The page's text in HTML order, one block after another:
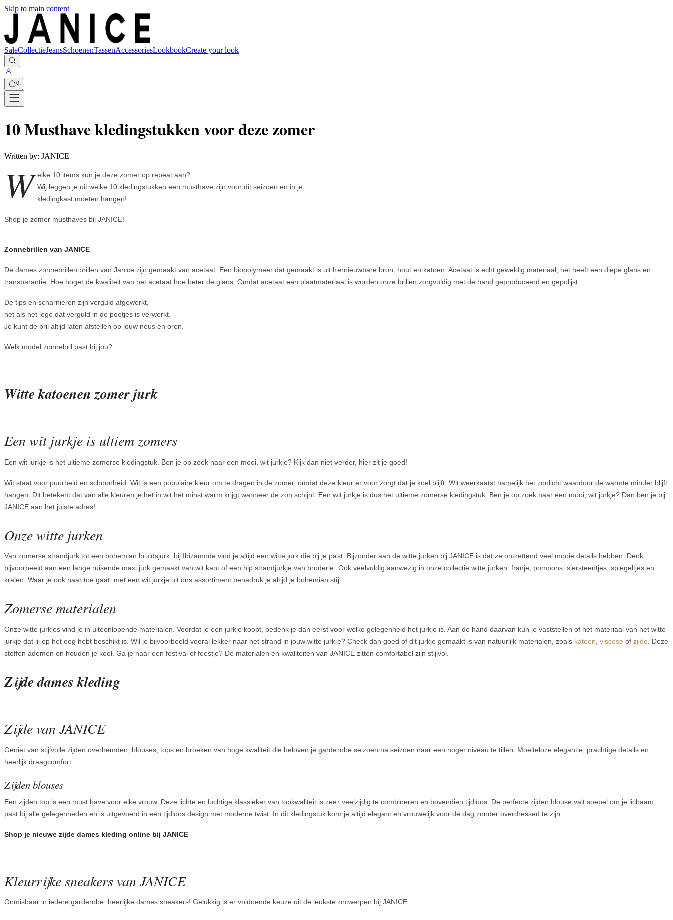
Skip to main content
SaleCollectieJeansSchoenenTassenAccessoriesLookbookCreate your look
0
10 Musthave kledingstukken voor deze zomer
Written by: JANICE
W elke 10 items kun je deze zomer op repeat aan?
Wij leggen je uit welke 10 kledingstukken een musthave zijn voor dit seizoen en in je
kledingkast moeten hangen!
Shop je zomer musthaves bij JANICE!
Zonnebrillen van JANICE
De dames zonnebrillen brillen van Janice zijn gemaakt van acetaat. Een biopolymeer dat gemaakt is uit hernieuwbare bron: hout en katoen. Acetaat is echt geweldig materiaal, het heeft een diepe glans en
transparantie. Hoe hoger de kwaliteit van het acetaat hoe beter de glans. Omdat acetaat een plaatmateriaal is worden onze brillen zorgvuldig met de hand geproduceerd en gepolijst.
De tips en scharnieren zijn verguld afgewerkt,
net als het logo dat verguld in de pootjes is verwerkt.
Je kunt de bril altijd laten afstellen op jouw neus en oren.
Welk model zonnebril past bij jou?
Witte katoenen zomer jurk
Een wit jurkje is ultiem zomers
Een wit jurkje is het ultieme zomerse kledingstuk. Ben je op zoek naar een mooi, wit jurkje? Kijk dan niet verder, hier zit je goed!
Wit staat voor puurheid en schoonheid. Wit is een populaire kleur om te dragen in de zomer, omdat deze kleur er voor zorgt dat je koel blijft. Wit weerkaatst namelijk het zonlicht waardoor de warmte minder blijft
hangen. Dit betekent dat van alle kleuren je het in wit het minst warm krijgt wanneer de zon schijnt. Een wit jurkje is dus het ultieme zomerse kledingstuk. Ben je op zoek naar een mooi, wit jurkje? Dan ben je bij
JANICE aan het juiste adres!
Onze witte jurken
Van zomerse strandjurk tot een bohemian bruidsjurk: bij Ibizamode vind je altijd een witte jurk die bij je past. Bijzonder aan de witte jurken bij JANICE is dat ze ontzettend veel mooie details hebben. Denk
bijvoorbeeld aan een lange ruisende maxi jurk gemaakt van wit kant of een hip strandjurkje van broderie. Ook veelvuldig aanwezig in onze collectie witte jurken: franje, pompons, siersteentjes, spiegeltjes en
kralen. Waar je ook naar toe gaat: met een wit jurkje uit ons assortiment benadruk je altijd je bohemian stijl.
Zomerse materialen
Onze witte jurkjes vind je in uiteenlopende materialen. Voordat je een jurkje koopt, bedenk je dan eerst voor welke gelegenheid het jurkje is. Aan de hand daarvan kun je vaststellen of het materiaal van het witte
jurkje dat jij op het oog hebt beschikt is. Wil je bijvoorbeeld vooral lekker naar het strand in jouw witte jurkje? Check dan goed of dit jurkje gemaakt is van natuurlijk materialen, zoals katoen viscose of zijde . Deze
stoffen ademen en houden je koel. Ga je naar een festival of feestje? De materialen en kwaliteiten van JANICE zitten comfortabel zijn stijlvol.
Zijde dames kleding
Zijde van JANICE
Geniet van stijlvolle zijden overhemden, blouses, tops en broeken van hoge kwaliteit die beloven je garderobe seizoen na seizoen naar een hoger niveau te tillen. Moeiteloze elegantie, prachtige details en
heerlijk draagcomfort.
Zijden blouses
Een zijden top is een must have voor elke vrouw. Deze lichte en luchtige klassieker van topkwaliteit is zeer veelzijdig te combineren en bovendien tijdloos. De perfecte zijden blouse valt soepel om je lichaam,
past bij alle gelegenheden en is uitgevoerd in een tijdloos design met moderne twist. In dit kledingstuk kom je altijd elegant en vrouwelijk voor de dag zonder overdressed te zijn.
Shop je nieuwe zijde dames kleding online bij JANICE
Kleurrijke sneakers van JANICE
Onmisbaar in iedere garderobe: heerlijke dames sneakers! Gelukkig is er voldoende keuze uit de leukste ontwerpen bij JANICE.